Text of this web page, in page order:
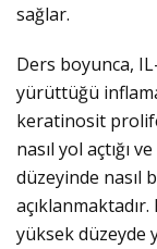
sağlar.
Ders boyunca,
yürüttüğü
keratinosit
nasıl yol açtığı
düzeyinde nasıl
yüksek düzeyde